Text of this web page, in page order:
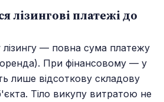
лізингові платежі до
— повна сума платежу
При фінансовому — у
лише відсоткову складову
Тіло викупу витратою не